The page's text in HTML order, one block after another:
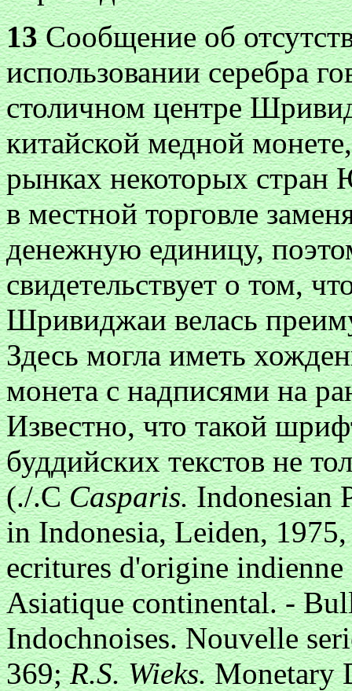
13Сообщение об
использовании серебра
столичном центре
китайской медной
рынках некоторых
в местной торговле
денежную единицу,
свидетельствует о том,
Шривиджаи велась
Здесь могла иметь
монета с надписями на
Известно, что такой
буддийских текстов не
(./.СCasparis.Indonesian
in Indonesia, Leiden,
ecritures d'origine indienne
Asiatique continental. -
Indochnoises. Nouvelle
369;R.S. Wieks.Monetary